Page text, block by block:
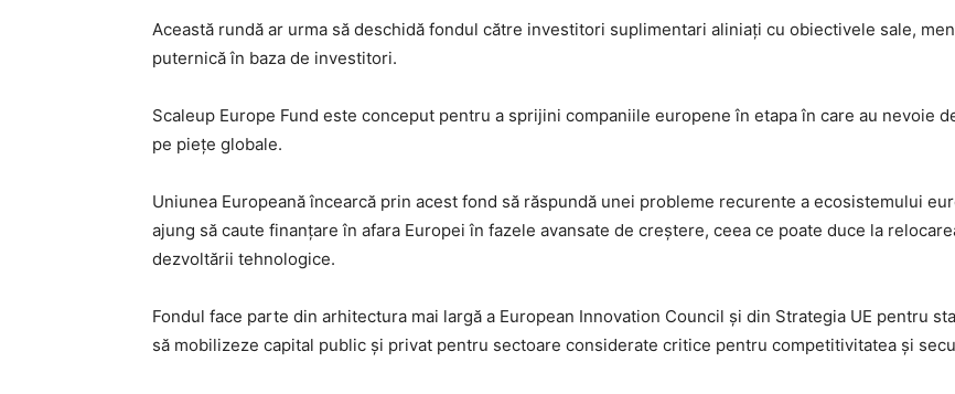
Această rundă ar urma să deschidă fondul către investitori suplimentari aliniați cu obiectivele sale,
puternică în baza de investitori.
Scaleup Europe Fund este conceput pentru a sprijini companiile europene în etapa în care au nevoie
pe piețe globale.
Uniunea Europeană încearcă prin acest fond să răspundă unei probleme recurente a ecosistemului
ajung să caute finanțare în afara Europei în fazele avansate de creștere, ceea ce poate duce la
dezvoltării tehnologice.
Fondul face parte din arhitectura mai largă a European Innovation Council și din Strategia UE pentru
să mobilizeze capital public și privat pentru sectoare considerate critice pentru competitivitatea și